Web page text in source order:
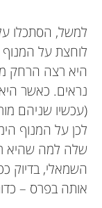
למשל, הסתכלו
לוחצת על
היא רצה הרחק
נראים. כאשר
(עכשיו שניהם
לכן על המנוף
שלה למה שהיא
השמאלי, בדיוק
אותה בפרס –